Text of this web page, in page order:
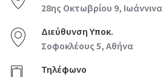
28ης Οκτωβρίου 9, Ιωάννινα
Διεύθυνση Υποκ.
Σοφοκλέους 5, Αθήνα
Τηλέφωνο